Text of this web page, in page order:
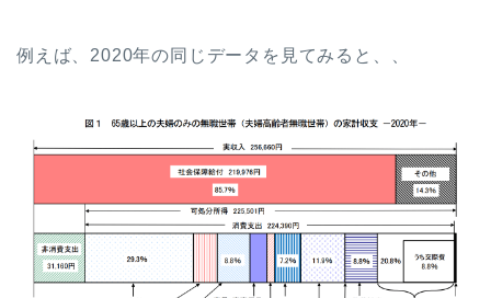
例えば、2020年の同じデータを見てみると、、